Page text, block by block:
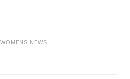
WOMENS NEWS